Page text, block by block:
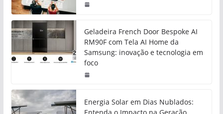
Geladeira French Door Bespoke AI
RM90F com Tela AI Home da
Samsung: inovação e tecnologia em
foco
Energia Solar em Dias Nublados: